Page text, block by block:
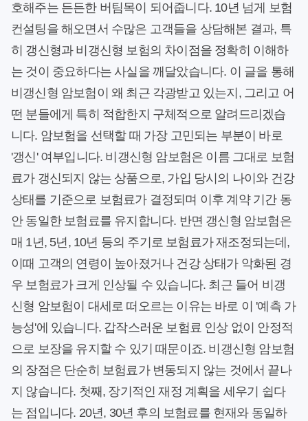
호해주는 든든한 버팀목이 되어줍니다. 10년 넘게 보험
컨설팅을 해오면서 수많은 고객들을 상담해본 결과, 특
히 갱신형과 비갱신형 보험의 차이점을 정확히 이해하
는 것이 중요하다는 사실을 깨달았습니다. 이 글을 통해
비갱신형 암보험이 왜 최근 각광받고 있는지, 그리고 어
떤 분들에게 특히 적합한지 구체적으로 알려드리겠습
니다. 암보험을 선택할 때 가장 고민되는 부분이 바로
'갱신' 여부입니다. 비갱신형 암보험은 이름 그대로 보험
료가 갱신되지 않는 상품으로, 가입 당시의 나이와 건강
상태를 기준으로 보험료가 결정되며 이후 계약 기간 동
안 동일한 보험료를 유지합니다. 반면 갱신형 암보험은
매 1년, 5년, 10년 등의 주기로 보험료가 재조정되는데,
이때 고객의 연령이 높아졌거나 건강 상태가 악화된 경
우 보험료가 크게 인상될 수 있습니다. 최근 들어 비갱
신형 암보험이 대세로 떠오르는 이유는 바로 이 '예측 가
능성'에 있습니다. 갑작스러운 보험료 인상 없이 안정적
으로 보장을 유지할 수 있기 때문이죠. 비갱신형 암보험
의 장점은 단순히 보험료가 변동되지 않는 것에서 끝나
지 않습니다. 첫째, 장기적인 재정 계획을 세우기 쉽다
는 점입니다. 20년, 30년 후의 보험료를 현재와 동일하